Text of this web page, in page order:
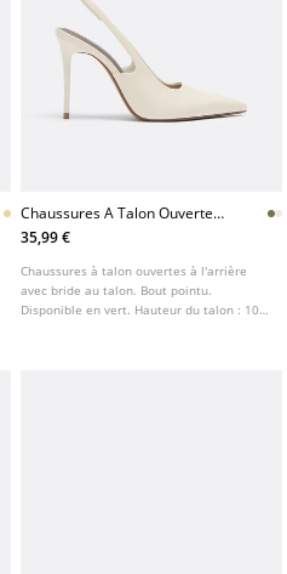
Chaussures A Talon Ouvertes
A Larriere
35,99 €
Chaussures à talon ouvertes à l'arrière
avec bride au talon. Bout pointu.
Disponible en vert. Hauteur du talon : 10